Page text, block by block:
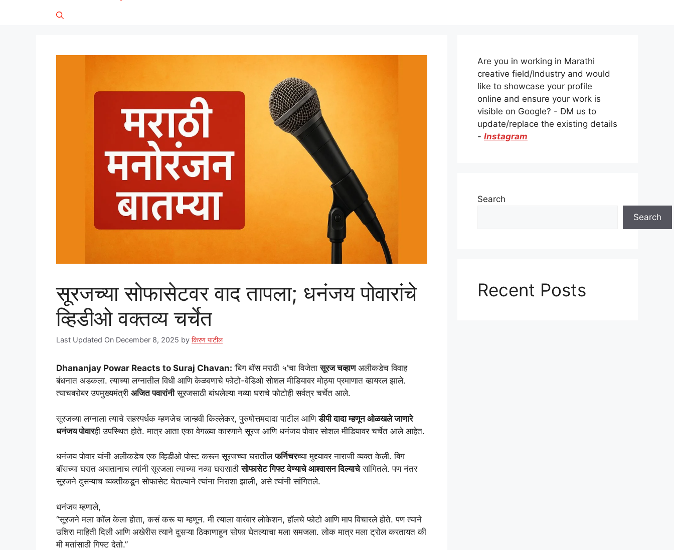
सूरजच्या सोफासेटवर वाद तापला; धनंजय पोवारांचे
व्हिडीओ वक्तव्य चर्चेत
Last Updated On December 8, 2025 by किरण पाटील
Dhananjay Powar Reacts to Suraj Chavan: ‘बिग बॉस मराठी ५’चा विजेतासूरज चव्हाणअलीकडेच विवाह
बंधनात अडकला. त्याच्या लग्नातील विधी आणि केळवणाचे फोटो-वेडिओ सोशल मीडियावर मोठ्या प्रमाणात व्हायरल झाले.
त्याचबरोबर उपमुख्यमंत्री अजित पवारांनीसूरजसाठी बांधलेल्या नव्या घराचे फोटोही सर्वत्र चर्चेत आले.
सूरजच्या लग्नाला त्याचे सहस्पर्धक म्हणजेच जान्हवी किल्लेकर, पुरुषोत्तमदादा पाटील आणिडीपी दादा म्हणून ओळखले जाणारे
धनंजय पोवारही उपस्थित होते. मात्र आता एका वेगळ्या कारणाने सूरज आणि धनंजय पोवार सोशल मीडियावर चर्चेत आले आहेत.
धनंजय पोवार यांनी अलीकडेच एक व्हिडीओ पोस्ट करून सूरजच्या घरातीलफर्निचरच्या मुद्द्यावर नाराजी व्यक्त केली. बिग
बॉसच्या घरात असतानाच त्यांनी सूरजला त्याच्या नव्या घरासाठीसोफासेट गिफ्ट देण्याचे आश्वासन दिल्याचेसांगितले. पण नंतर
सूरजने दुसऱ्याच व्यक्तीकडून सोफासेट घेतल्याने त्यांना निराशा झाली, असे त्यांनी सांगितले.
धनंजय म्हणाले,
“सूरजने मला कॉल केला होता, कसं करू या म्हणून. मी त्याला वारंवार लोकेशन, हॉलचे फोटो आणि माप विचारले होते. पण त्याने
उशिरा माहिती दिली आणि अखेरीस त्याने दुसऱ्या ठिकाणाहून सोफा घेतल्याचा मला समजला. लोक मात्र मला ट्रोल करतायत की
मी मतांसाठी गिफ्ट देतो.”
Are you in working in Marathi
creative field/Industry and would
like to showcase your profile
online and ensure your work is
visible on Google? - DM us to
update/replace the existing details
- Instagram
Search
Search
Recent Posts